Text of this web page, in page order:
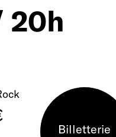
20h
Billetterie